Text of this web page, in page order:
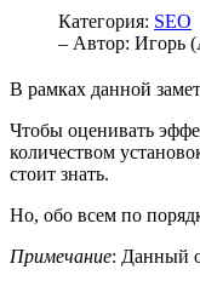
Категория: SEO
– Автор: Игорь
В рамках данной
Чтобы оценивать
количеством
стоит знать.
Но, обо всем по
Примечание: Данный